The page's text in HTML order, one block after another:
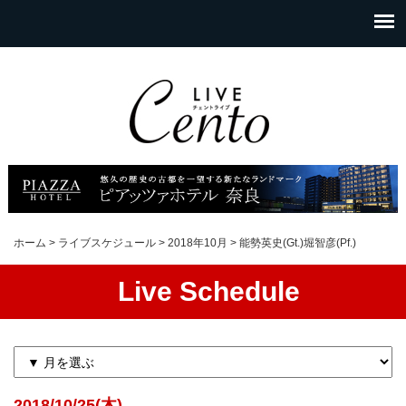
ホーム > ライブスケジュール > 2018年10月 > 能勢英史(Gt.)堀智彦(Pf.)
Live Schedule